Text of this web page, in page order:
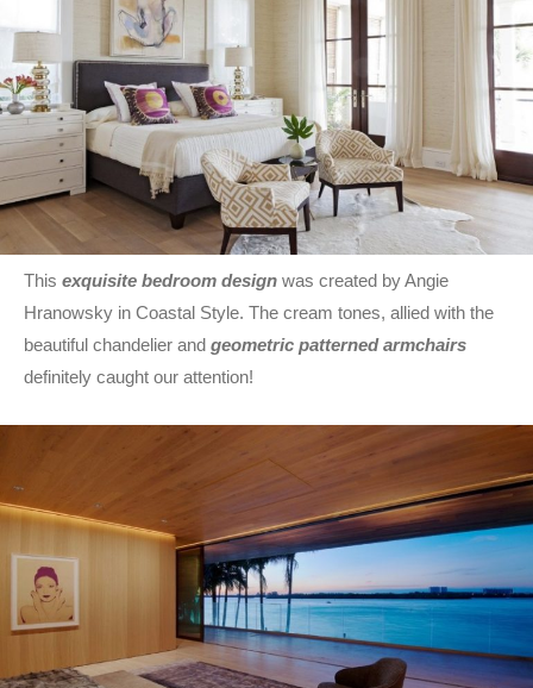
This exquisite bedroom design was created by Angie
Hranowsky in Coastal Style. The cream tones, allied with the
beautiful chandelier and geometric patterned armchairs
definitely caught our attention!